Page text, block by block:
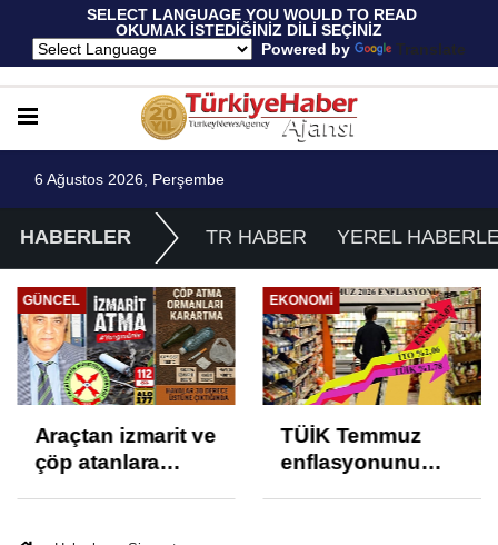
SELECT LANGUAGE YOU WOULD TO READ
OKUMAK İSTEDİĞİNİZ DİLİ SEÇİNİZ
Powered by
Translate
6 Ağustos 2026, Perşembe
HABERLER TR HABER YEREL
GÜNCEL
Araçtan izmarit ve
çöp atanlara
EKONOMI
TÜİK Temmuz
enflasyonunu